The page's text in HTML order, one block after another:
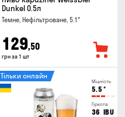
Dunkel 0.5л
Темне, Нефільтроване, 5.1°
129,50
грн за 1 шт
Міцність
5.5 °
Гіркота
36 IBU
Тільки онлайн